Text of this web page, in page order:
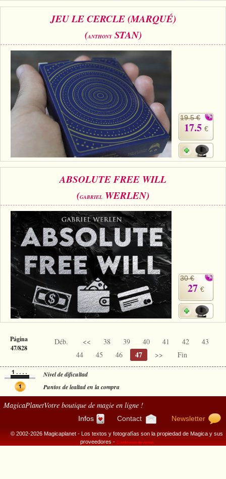
JEU LE CERCLE (MARQUÉ)
(ANTHONYSTAN)
19.5 €
17.5 €
ABSOLUTE FREE WILL
(GABRIEL WERLEN)
30 €
27 €
Página
47/828
Déb. << 38 39 40 41 42
43
44
45 46 47 >> Fin
Nivel de dificultad
Puntos de lealtad en la compra
MagicaPlanetVotre boutique de magie en ligne !
Infos Contact Newsletter
© 2002-2026 Magicaplanet - Los textos y fotografías son la propiedad de Magica y sus
proveedores - Conditiones de ventas